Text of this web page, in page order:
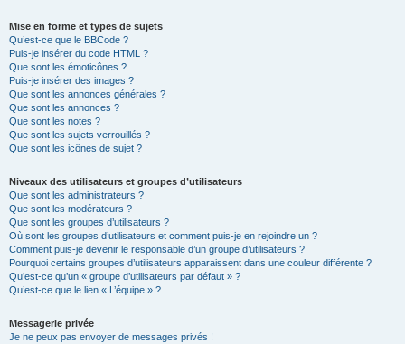
Mise en forme et types de sujets
Qu’est-ce que le BBCode ?
Puis-je insérer du code HTML ?
Que sont les émoticônes ?
Puis-je insérer des images ?
Que sont les annonces générales ?
Que sont les annonces ?
Que sont les notes ?
Que sont les sujets verrouillés ?
Que sont les icônes de sujet ?
Niveaux des utilisateurs et groupes d’utilisateurs
Que sont les administrateurs ?
Que sont les modérateurs ?
Que sont les groupes d’utilisateurs ?
Où sont les groupes d’utilisateurs et comment puis-je en rejoindre un ?
Comment puis-je devenir le responsable d’un groupe d’utilisateurs ?
Pourquoi certains groupes d’utilisateurs apparaissent dans une couleur différente ?
Qu’est-ce qu’un « groupe d’utilisateurs par défaut » ?
Qu’est-ce que le lien « L’équipe » ?
Messagerie privée
Je ne peux pas envoyer de messages privés !